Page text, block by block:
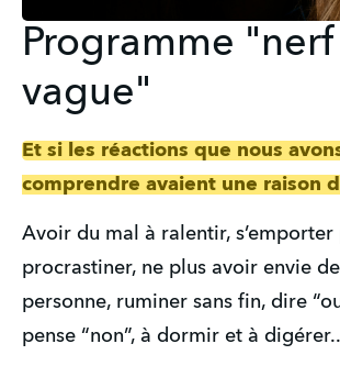
Programme "nerf
vague"
Et si les réactions que nous
comprendre avaient une raison
Avoir du mal à ralentir, s’emporter
procrastiner, ne plus avoir envie
personne, ruminer sans fin, dire
pense “non”, à dormir et à